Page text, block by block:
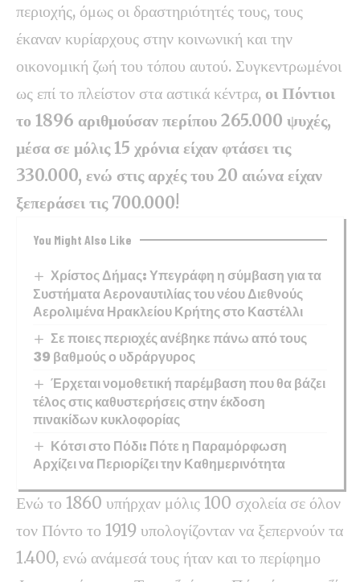
περιοχής, όμως οι δραστηριότητές τους, τους
έκαναν κυρίαρχους στην κοινωνική και την
οικονομική ζωή του τόπου αυτού. Συγκεντρωμένοι
ως επί το πλείστον στα αστικά κέντρα, οι Πόντιοι
το 1896 αριθμούσαν περίπου 265.000 ψυχές,
μέσα σε μόλις 15 χρόνια είχαν φτάσει τις
330.000, ενώ στις αρχές του 20 αιώνα είχαν
ξεπεράσει τις 700.000!
You Might Also Like
Χρίστος Δήμας: Υπεγράφη η σύμβαση για τα
Συστήματα Αεροναυτιλίας του νέου Διεθνούς
Αερολιμένα Ηρακλείου Κρήτης στο Καστέλλι
Σε ποιες περιοχές ανέβηκε πάνω από τους
39 βαθμούς ο υδράργυρος
Έρχεται νομοθετική παρέμβαση που θα βάζει
τέλος στις καθυστερήσεις στην έκδοση
πινακίδων κυκλοφορίας
Κότσι στο Πόδι: Πότε η Παραμόρφωση
Αρχίζει να Περιορίζει την Καθημερινότητα
Ενώ το 1860 υπήρχαν μόλις 100 σχολεία σε όλον
τον Πόντο το 1919 υπολογίζονταν να ξεπερνούν τα
1.400, ενώ ανάμεσά τους ήταν και το περίφημο